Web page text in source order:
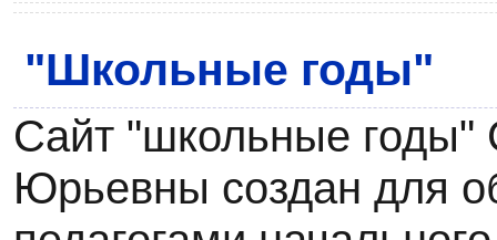
"Школьные годы"
Сайт "школьные
Юрьевны создан для